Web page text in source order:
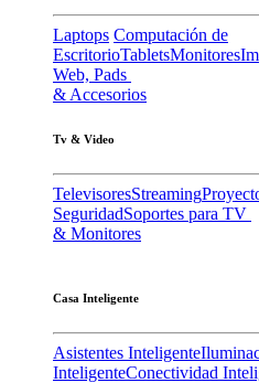
Laptops Computación de
EscritorioTabletsMonitores
Web, Pads
& Accesorios
Tv & Video
TelevisoresStreaming
SeguridadSoportes para TV
& Monitores
Casa Inteligente
Asistentes Inteligente
InteligenteConectividad